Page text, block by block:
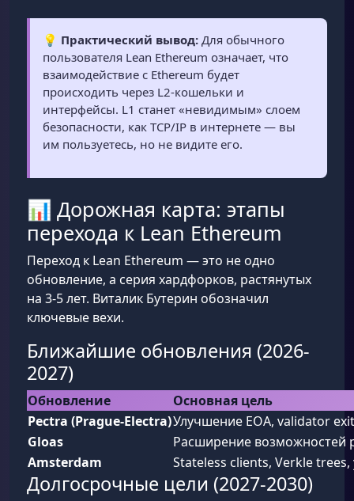
💡 Практический вывод: Для обычного
пользователя Lean Ethereum означает, что
взаимодействие с Ethereum будет
происходить через L2-кошельки и
интерфейсы. L1 станет «невидимым» слоем
безопасности, как TCP/IP в интернете — вы
им пользуетесь, но не видите его.
📊 Дорожная карта: этапы
перехода к Lean Ethereum
Переход к Lean Ethereum — это не одно
обновление, а серия хардфорков, растянутых
на 3-5 лет. Виталик Бутерин обозначил
ключевые вехи.
Ближайшие обновления (2026-
2027)
Обновление
Основная цель
Pectra (Prague-Electra)Улучшение EOA, validator
Gloas
Расширение возможностей
Amsterdam
Stateless clients, Verkle
Долгосрочные цели (2027-2030)